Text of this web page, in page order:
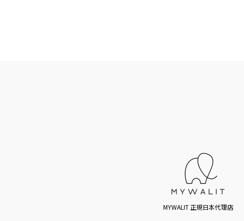
MYWALIT 正規日本代理店